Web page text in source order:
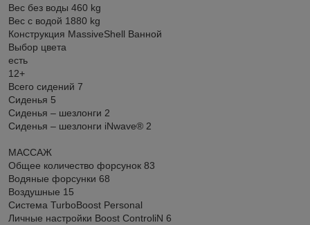
Вес без воды 460 kg
Вес с водой 1880 kg
Конструкция MassiveShell Ванной
Выбор цвета
есть
12+
Всего сидений 7
Сиденья 5
Сиденья – шезлонги 2
Сиденья – шезлонги iNwave® 2
МАССАЖ
Общее количество форсунок 83
Водяные форсунки 68
Воздушные 15
Система TurboBoost Personal
Личные настройки Boost ControliN 6